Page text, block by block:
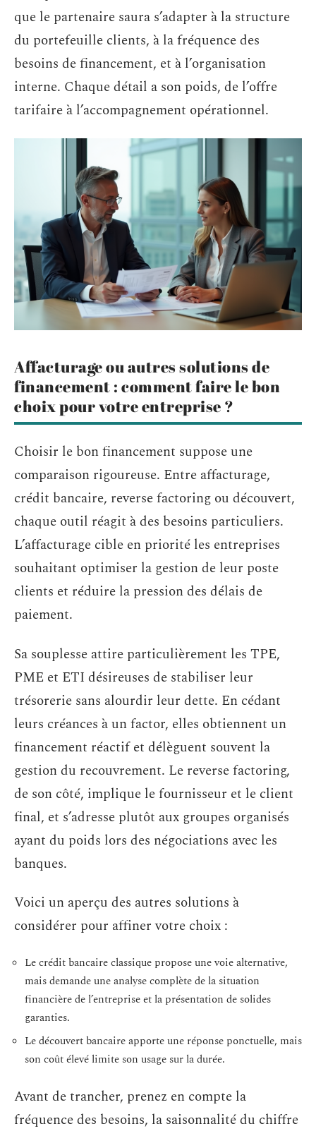
que le partenaire saura s’adapter à la structure
du portefeuille clients, à la fréquence des
besoins de financement, et à l’organisation
interne. Chaque détail a son poids, de l’offre
tarifaire à l’accompagnement opérationnel.
Affacturage ou autres solutions de
financement : comment faire le bon
choix pour votre entreprise ?
Choisir le bon financement suppose une
comparaison rigoureuse. Entre affacturage,
crédit bancaire, reverse factoring ou découvert,
chaque outil réagit à des besoins particuliers.
L’affacturage cible en priorité les entreprises
souhaitant optimiser la gestion de leur poste
clients et réduire la pression des délais de
paiement.
Sa souplesse attire particulièrement les TPE,
PME et ETI désireuses de stabiliser leur
trésorerie sans alourdir leur dette. En cédant
leurs créances à un factor, elles obtiennent un
financement réactif et délèguent souvent la
gestion du recouvrement. Le reverse factoring,
de son côté, implique le fournisseur et le client
final, et s’adresse plutôt aux groupes organisés
ayant du poids lors des négociations avec les
banques.
Voici un aperçu des autres solutions à
considérer pour affiner votre choix :
Le crédit bancaire classique propose une voie alternative,
mais demande une analyse complète de la situation
financière de l’entreprise et la présentation de solides
garanties.
Le découvert bancaire apporte une réponse ponctuelle, mais
son coût élevé limite son usage sur la durée.
Avant de trancher, prenez en compte la
fréquence des besoins, la saisonnalité du chiffre